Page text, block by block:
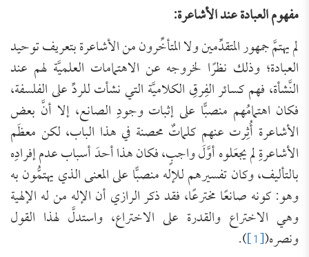
مفهوم العبادة عند الأشاعرة:
لم يهتمَّ جمهور المتقدِّمين ولا المتأخِّرون من الأشاعرة بتعريف توحيد
العبادة؛ وذلك نظرًا لخروجه عن الاهتمامات العلميَّة لهم عند
النَّشأة، فهم كسائر الفِرقِ الكلاميَّة التي نشأت للردِّ على الفلسفة،
فكان اهتمامُهم منصبًّا على إثبات وجودِ الصانع، إلا أنَّ بعض
الأشاعرة أُثِرت عنهم كلماتٌ محصنة في هذا الباب، لكن معظَم
الأشاعرةِ لم يجعَلوه أوَّلَ واجبٍ، فكان هذا أحدَ أسباب عدم إفرادِه
بالتأليف، وكان تفسيرهم للإله منصبًّا على المعنى الذي يهتمُّون به
وهو: كونه صانعًا مخترعًا، فقد ذكر الرازي أن الإله من له الإلهية
وهي الاختراع والقدرة على الاختراع، واستدلَّ لهذا القول
ونصره([1]
).